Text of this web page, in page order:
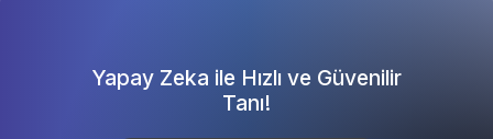
Yapay Zeka ile Hızlı ve Güvenilir
Tanı!